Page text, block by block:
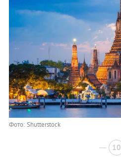
Фото: Shutterstock
10